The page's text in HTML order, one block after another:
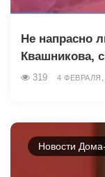
Не напрасно
Квашникова,
319 4 ФЕВРАЛЯ,
Новости